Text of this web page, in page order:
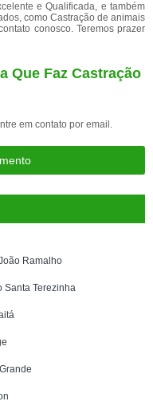
e Qualificada, e também
como Castração de animais
conosco. Teremos prazer
Que Faz Castração
em contato por email.
Ramalho
Santa Terezinha